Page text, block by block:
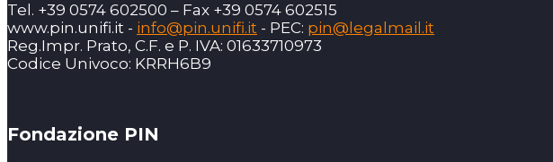
Tel. +39 0574 602500 – Fax +39 0574 602515
www.pin.unifi.it - info@pin.unifi.it - PEC: pin@legalmail.it
Reg.Impr. Prato, C.F. e P. IVA: 01633710973
Codice Univoco: KRRH6B9
Fondazione PIN